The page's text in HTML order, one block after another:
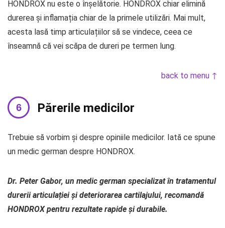
HONDROX nu este o înșelătorie. HONDROX chiar elimină
durerea și inflamația chiar de la primele utilizări. Mai mult,
acesta lasă timp articulațiilor să se vindece, ceea ce
înseamnă că vei scăpa de dureri pe termen lung.
back to menu ↑
Părerile medicilor
Trebuie să vorbim și despre opiniile medicilor. Iată ce spune
un medic german despre HONDROX.
Dr. Peter Gabor, un medic german specializat în tratamentul
durerii articulației și deteriorarea cartilajului, recomandă
HONDROX pentru rezultate rapide și durabile.